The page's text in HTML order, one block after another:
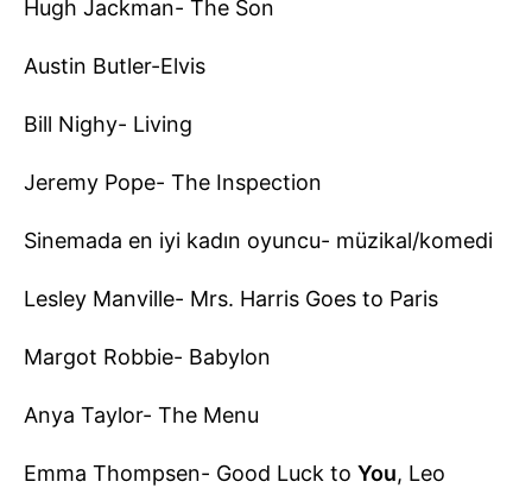
Hugh Jackman- The Son
Austin Butler-Elvis
Bill Nighy- Living
Jeremy Pope- The Inspection
Sinemada en iyi kadın oyuncu- müzikal/komedi
Lesley Manville- Mrs. Harris Goes to Paris
Margot Robbie- Babylon
Anya Taylor- The Menu
Emma Thompsen- Good Luck to You, Leo